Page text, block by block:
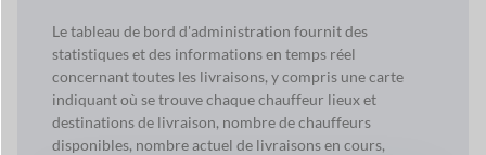
Le tableau de bord d'administration fournit des
statistiques et des informations en temps réel
concernant toutes les livraisons, y compris une carte
indiquant où se trouve chaque chauffeur lieux et
destinations de livraison, nombre de chauffeurs
disponibles, nombre actuel de livraisons en cours,